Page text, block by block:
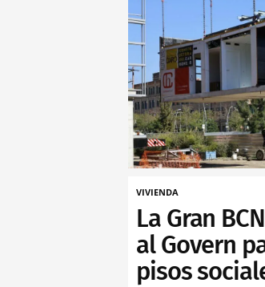
VIVIENDA
La Gran
al Govern
pisos